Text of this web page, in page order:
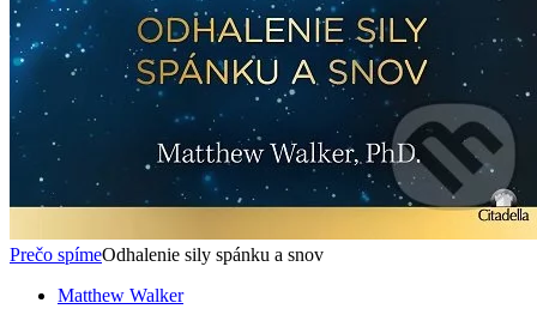
Prečo spímeOdhalenie sily spánku a snov
Matthew Walker